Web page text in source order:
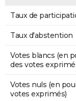
Taux de
Taux d'abstention
Votes blancs (en
des votes
Votes nuls (en
votes exprimés)